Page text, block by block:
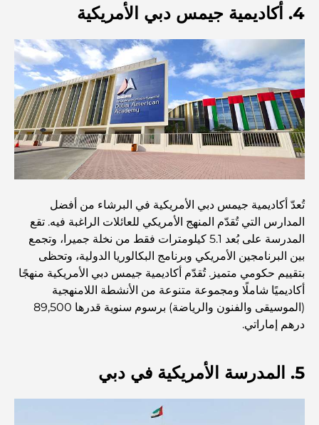
استكشاف مطاعم جميرا جولف إستيتس: دليل الطهي
Dubai Horse Racing: Where Tradition Meets
Global Competition
المقاهي في نخلة جميرا: دليل لأفضل أماكن القهوة وأسلوب
الحياة في الجزيرة
أفضل وجبات الإفطار في دبي: اختياراتي المفضلة لعام 2026
كيفية الحصول على قرض عقاري في دبي: الدليل الشامل
مخطط تلال الغاف الرئيسي: معيار جديد للحياة المتكاملة في
دبي
منازل متوافقة مع مبادئ فاستو: دليل عملي لتحقيق التوازن
والانسجام
الخارجية
أفضل شركات نقل الأثاث في دبي: دليل شامل
4. أكاديمية جيمس دبي الأمريكية
تُعدّ أكاديمية جيمس دبي الأمريكية في البرشاء من أفضل
المدارس التي تُقدّم المنهج الأمريكي للعائلات الراغبة فيه. تقع
المدرسة على بُعد 5.1 كيلومترات فقط من نخلة جميرا، وتجمع
بين البرنامجين الأمريكي وبرنامج البكالوريا الدولية، وتحظى
بتقييم حكومي متميز. تُقدّم أكاديمية جيمس دبي الأمريكية منهجًا
أكاديميًا شاملًا ومجموعة متنوعة من الأنشطة اللامنهجية
(الموسيقى والفنون والرياضة) برسوم سنوية قدرها 89,500
درهم إماراتي.
5. المدرسة الأمريكية في دبي